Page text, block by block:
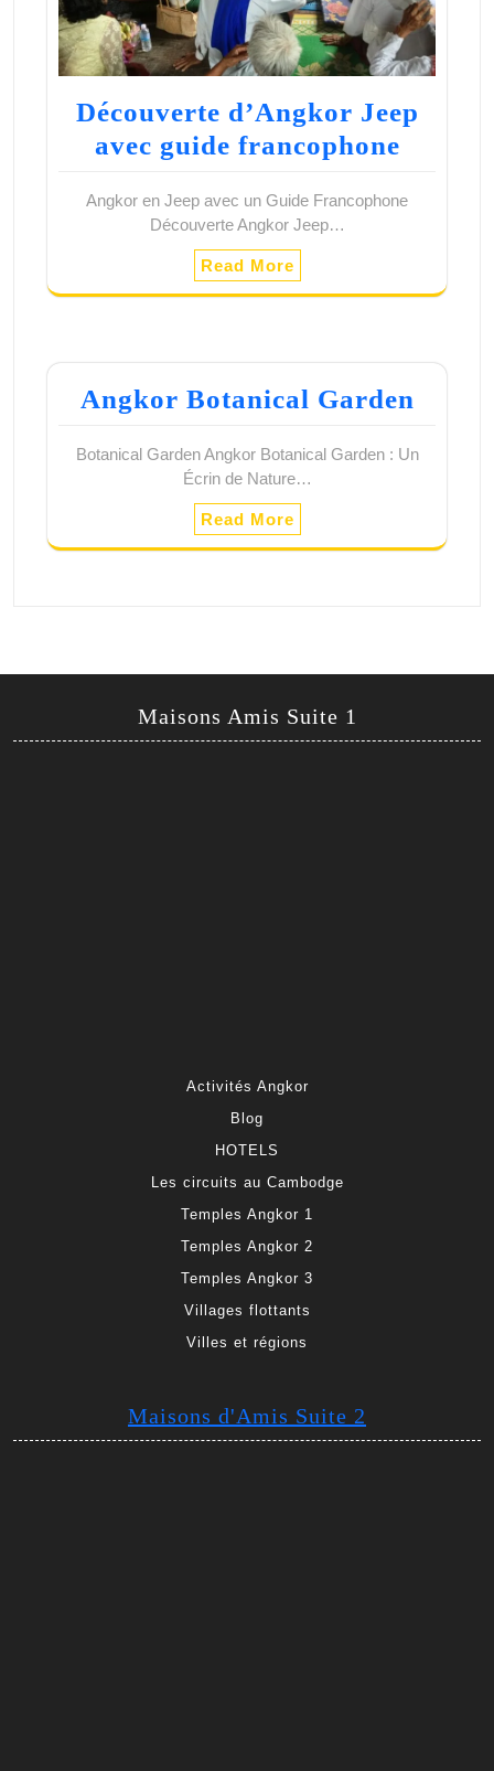
Découverte d’Angkor Jeep
avec guide francophone
Angkor en Jeep avec un Guide Francophone
Découverte Angkor Jeep…
Read More
Angkor Botanical Garden
Botanical Garden Angkor Botanical Garden : Un
Écrin de Nature…
Read More
Maisons Amis Suite 1
Activités Angkor
Blog
HOTELS
Les circuits au Cambodge
Temples Angkor 1
Temples Angkor 2
Temples Angkor 3
Villages flottants
Villes et régions
Maisons d'Amis Suite 2